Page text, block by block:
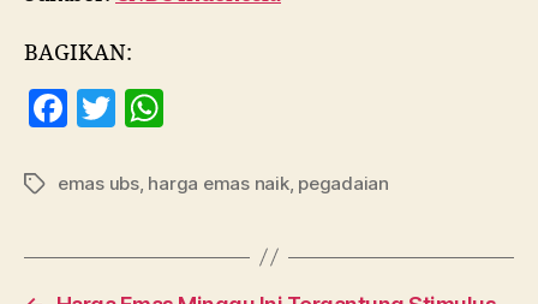
BAGIKAN:
F
c
b
T
itt at
A
Tag emas ubs, harga emas naik, pegadaian